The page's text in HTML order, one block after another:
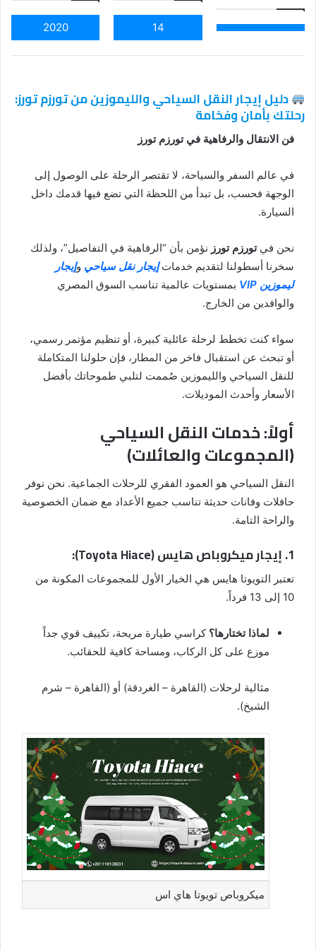
14
2020
دليل إيجار النقل السياحي والليموزين من تورزم تورز:
رحلتك بأمان وفخامة
فن الانتقال والرفاهية في تورزم تورز
في عالم السفر والسياحة، لا تقتصر الرحلة على الوصول إلى
الوجهة فحسب، بل تبدأ من اللحظة التي تضع فيها قدمك داخل
السيارة.
نحن فيتورزم تورز نؤمن بأن “الرفاهية في التفاصيل”، ولذلك
سخرنا أسطولنا لتقديم خدماتإيجار نقل سياحي وإيجار
ليموزين VIP
بمستويات عالمية تناسب السوق المصري
والوافدين من الخارج.
سواء كنت تخطط لرحلة عائلية كبيرة، أو تنظيم مؤتمر رسمي،
أو تبحث عن استقبال فاخر من المطار، فإن حلولنا المتكاملة
للنقل السياحي والليموزين صُممت لتلبي طموحاتك بأفضل
الأسعار وأحدث الموديلات.
أولاً: خدمات النقل السياحي
(المجموعات والعائلات)
النقل السياحي هو العمود الفقري للرحلات الجماعية. نحن نوفر
حافلات وفانات حديثة تناسب جميع الأعداد مع ضمان الخصوصية
والراحة التامة.
1. إيجار ميكروباص هايس (Toyota Hiace):
تعتبر التويوتا هايس هي الخيار الأول للمجموعات المكونة من
10 إلى 13 فرداً.
لماذا تختارها؟ كراسي طيارة مريحة، تكييف قوي جداً
موزع على كل الركاب، ومساحة كافية للحقائب.
مثالية لرحلات (القاهرة – الغردقة) أو (القاهرة – شرم
الشيخ).
ميكروباص تويوتا هاي اس